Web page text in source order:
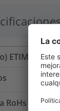
ETIM
RoHs